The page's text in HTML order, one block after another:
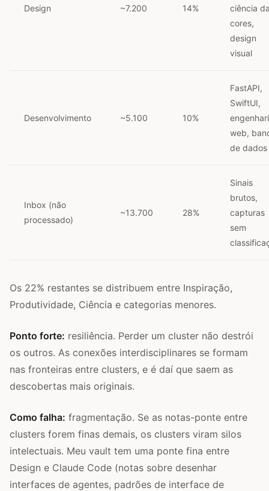
Design ~7.200 14%
ciência
cores,
design
visual
Desenvolvimento ~5.100 10%
FastAPI,
SwiftUI,
web,
de dados
Inbox (não
processado)
~13.700 28%
Sinais
brutos,
capturas
sem
Os 22% restantes se distribuem entre Inspiração,
Produtividade, Ciência e categorias menores.
Ponto forte: resiliência. Perder um cluster não destrói
os outros. As conexões interdisciplinares se formam
nas fronteiras entre clusters, e é daí que saem as
descobertas mais originais.
Como falha: fragmentação. Se as notas-ponte entre
clusters forem finas demais, os clusters viram silos
intelectuais. Meu vault tem uma ponte fina entre
Design e Claude Code (notas sobre desenhar
interfaces de agentes, padrões de interface de